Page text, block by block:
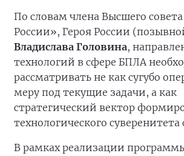
По словам члена Высшего
России», Героя России
Владислава Головина,
технологий в сфере БПЛА
рассматривать не как сугубо
меру под текущие задачи, а как
стратегический вектор
технологического суверенитета
В рамках реализации